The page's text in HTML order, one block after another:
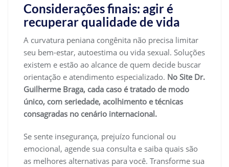
Considerações finais: agir é
recuperar qualidade de vida
A curvatura peniana congênita não precisa limitar
seu bem-estar, autoestima ou vida sexual. Soluções
existem e estão ao alcance de quem decide buscar
orientação e atendimento especializado. No Site Dr.
Guilherme Braga, cada caso é tratado de modo
único, com seriedade, acolhimento e técnicas
consagradas no cenário internacional.
Se sente insegurança, prejuízo funcional ou
emocional, agende sua consulta e saiba quais são
as melhores alternativas para você. Transforme sua